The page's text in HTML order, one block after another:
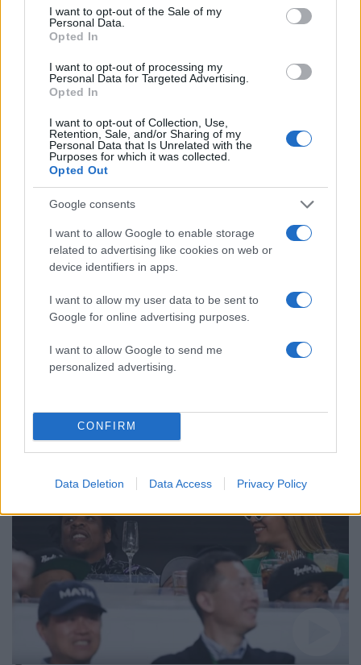
consent section.
I want to opt-out of the Sale of my
Personal Data.
Opted In
I want to opt-out of processing my
Personal Data for Targeted Advertising.
Opted In
I want to opt-out of Collection, Use,
Retention, Sale, and/or Sharing of my
Personal Data that Is Unrelated with the
Purposes for which it was collected.
Opted Out
Google consents
I want to allow Google to enable storage
related to advertising like cookies on web or
device identifiers in apps.
I want to allow my user data to be sent to
Google for online advertising purposes.
I want to allow Google to send me
personalized advertising.
CONFIRM
Data Deletion Data Access Privacy Policy
16:5326.02.21
Ο Jay-Z πούλησε το 50% της… σαμπάνιας του
στη Louis Vuitton
Jay-Z για την εν ψυχρώ δολοφονία στη